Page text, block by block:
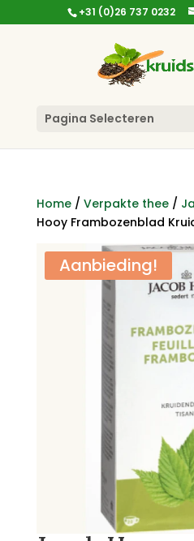
+31 (0)26 737 0232
Pagina Selecteren
Home/ Verpakte thee/
Hooy Frambozenblad
Aanbieding!